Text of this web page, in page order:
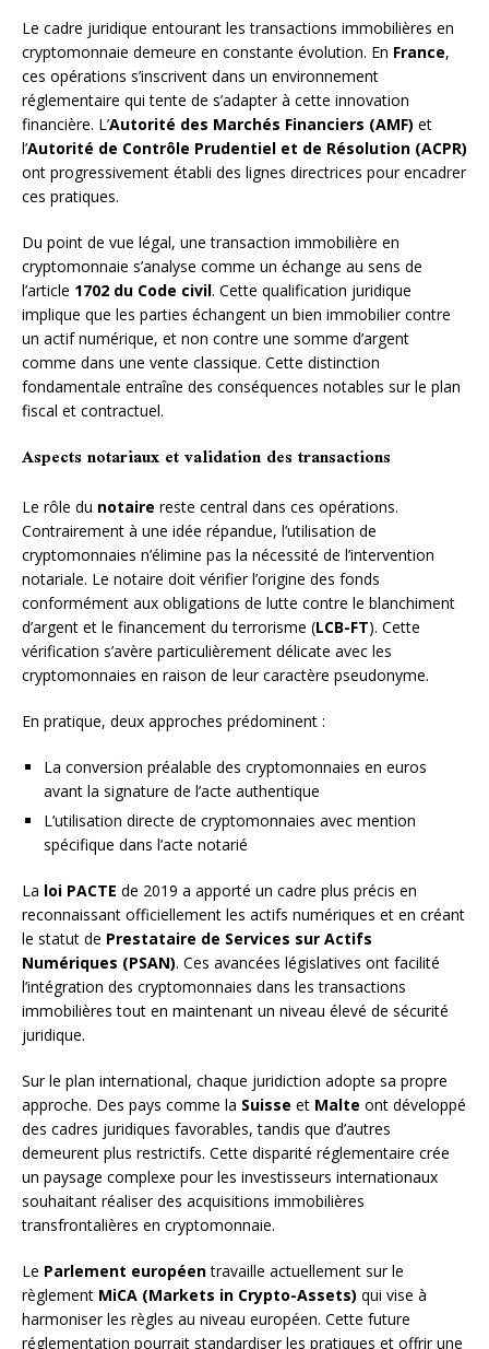
Le cadre juridique entourant les transactions immobilières en
cryptomonnaie demeure en constante évolution. En France,
ces opérations s’inscrivent dans un environnement
réglementaire qui tente de s’adapter à cette innovation
financière. L’Autorité des Marchés Financiers (AMF) et
l’Autorité de Contrôle Prudentiel et de Résolution (ACPR)
ont progressivement établi des lignes directrices pour encadrer
ces pratiques.
Du point de vue légal, une transaction immobilière en
cryptomonnaie s’analyse comme un échange au sens de
l’article 1702 du Code civil. Cette qualification juridique
implique que les parties échangent un bien immobilier contre
un actif numérique, et non contre une somme d’argent
comme dans une vente classique. Cette distinction
fondamentale entraîne des conséquences notables sur le plan
fiscal et contractuel.
Aspects notariaux et validation des transactions
Le rôle du notaire reste central dans ces opérations.
Contrairement à une idée répandue, l’utilisation de
cryptomonnaies n’élimine pas la nécessité de l’intervention
notariale. Le notaire doit vérifier l’origine des fonds
conformément aux obligations de lutte contre le blanchiment
d’argent et le financement du terrorisme (LCB-FT). Cette
vérification s’avère particulièrement délicate avec les
cryptomonnaies en raison de leur caractère pseudonyme.
En pratique, deux approches prédominent :
La conversion préalable des cryptomonnaies en euros
avant la signature de l’acte authentique
L’utilisation directe de cryptomonnaies avec mention
spécifique dans l’acte notarié
La loi PACTE de 2019 a apporté un cadre plus précis en
reconnaissant officiellement les actifs numériques et en créant
le statut de Prestataire de Services sur Actifs
Numériques (PSAN). Ces avancées législatives ont facilité
l’intégration des cryptomonnaies dans les transactions
immobilières tout en maintenant un niveau élevé de sécurité
juridique.
Sur le plan international, chaque juridiction adopte sa propre
approche. Des pays comme la Suisse et Malte ont développé
des cadres juridiques favorables, tandis que d’autres
demeurent plus restrictifs. Cette disparité réglementaire crée
un paysage complexe pour les investisseurs internationaux
souhaitant réaliser des acquisitions immobilières
transfrontalières en cryptomonnaie.
Le Parlement européentravaille actuellement sur le
règlement MiCA (Markets in Crypto-Assets) qui vise à
harmoniser les règles au niveau européen. Cette future
réglementation pourrait standardiser les pratiques et offrir une